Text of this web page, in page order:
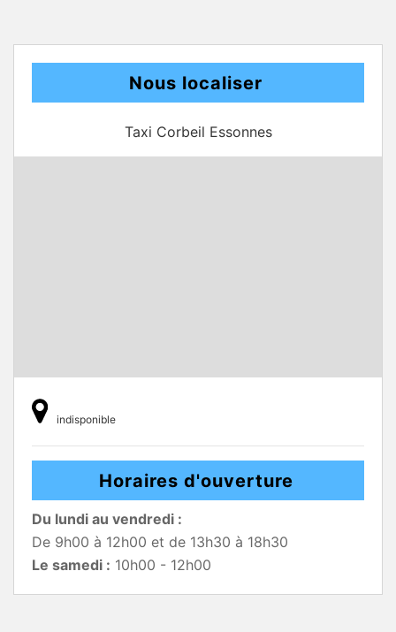
Nous localiser
Taxi Corbeil Essonnes
indisponible
Horaires d'ouverture
Du lundi au vendredi :
De 9h00 à 12h00 et de 13h30 à 18h30
Le samedi : 10h00 - 12h00